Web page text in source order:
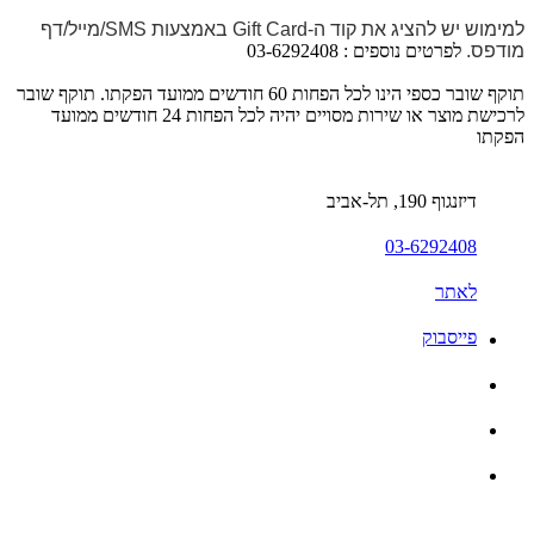
למימוש יש להציג את קוד ה-Gift Card באמצעות SMS/מייל/דף
מודפס. לפרטים נוספים : 03-6292408
תוקף שובר כספי הינו לכל הפחות 60 חודשים ממועד הפקתו. תוקף שובר
לרכישת מוצר או שירות מסויים יהיה לכל הפחות 24 חודשים ממועד
הפקתו
דיזנגוף 190, תל-אביב
03-6292408
לאתר
פייסבוק